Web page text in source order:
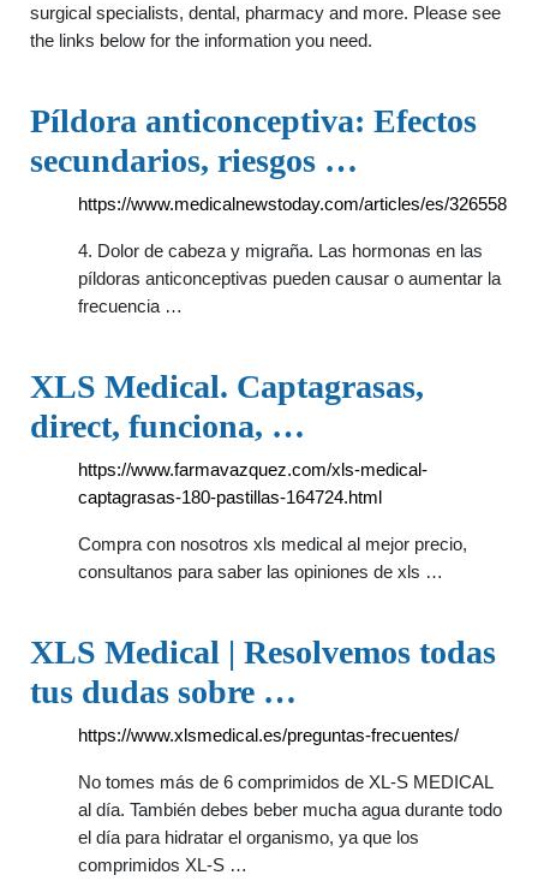
surgical specialists, dental, pharmacy and more. Please see
the links below for the information you need.
Píldora anticonceptiva: Efectos
secundarios, riesgos …
https://www.medicalnewstoday.com/articles/es/326558
4. Dolor de cabeza y migraña. Las hormonas en las
píldoras anticonceptivas pueden causar o aumentar la
frecuencia …
XLS Medical. Captagrasas,
direct, funciona, …
https://www.farmavazquez.com/xls-medical-
captagrasas-180-pastillas-164724.html
Compra con nosotros xls medical al mejor precio,
consultanos para saber las opiniones de xls …
XLS Medical | Resolvemos todas
tus dudas sobre …
https://www.xlsmedical.es/preguntas-frecuentes/
No tomes más de 6 comprimidos de XL-S MEDICAL
al día. También debes beber mucha agua durante todo
el día para hidratar el organismo, ya que los
comprimidos XL-S …